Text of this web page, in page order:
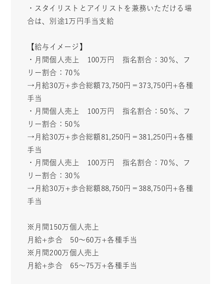
代表メッセージ
新卒採用
中途採用
教育について
・スタイリストとアイリストを兼務いただける場
合は、別途1万円手当支給
【給与イメージ】
・月間個人売上 100万円 指名割合：30％、フ
リー割合：70％
→月給30万+歩合総額73,750円＝373,750円+各種
手当
・月間個人売上 100万円 指名割合：50％、フ
リー割合：50％
→月給30万+歩合総額81,250円＝381,250円+各種
手当
・月間個人売上 100万円 指名割合：70％、フ
リー割合：30％
→月給30万+歩合総額88,750円＝388,750円+各種
手当
※月間150万個人売上
月給+歩合 50～60万+各種手当
※月間200万個人売上
月給+歩合 65～75万+各種手当